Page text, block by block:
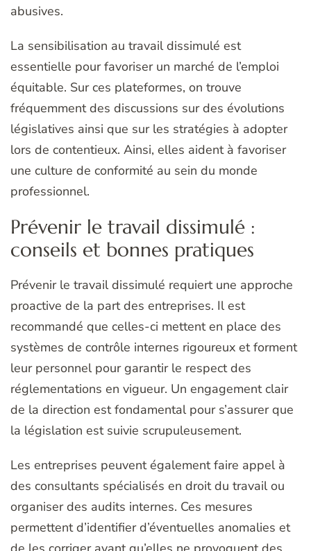
abusives.
La sensibilisation au travail dissimulé est
essentielle pour favoriser un marché de l’emploi
équitable. Sur ces plateformes, on trouve
fréquemment des discussions sur des évolutions
législatives ainsi que sur les stratégies à adopter
lors de contentieux. Ainsi, elles aident à favoriser
une culture de conformité au sein du monde
professionnel.
Prévenir le travail dissimulé :
conseils et bonnes pratiques
Prévenir le travail dissimulé requiert une approche
proactive de la part des entreprises. Il est
recommandé que celles-ci mettent en place des
systèmes de contrôle internes rigoureux et forment
leur personnel pour garantir le respect des
réglementations en vigueur. Un engagement clair
de la direction est fondamental pour s’assurer que
la législation est suivie scrupuleusement.
Les entreprises peuvent également faire appel à
des consultants spécialisés en droit du travail ou
organiser des audits internes. Ces mesures
permettent d’identifier d’éventuelles anomalies et